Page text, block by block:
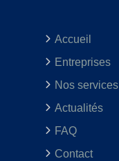
Accueil
Entreprises
Nos services
Actualités
FAQ
Contact